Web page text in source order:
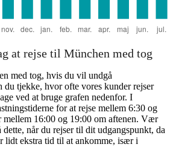
at rejse til München med tog
med tog, hvis du vil undgå
du tjekke, hvor ofte vores kunder rejser
ved at bruge grafen nedenfor. I
for at rejse mellem 6:30 og
mellem 16:00 og 19:00 om aftenen. Vær
når du rejser til dit udgangspunkt, da
lidt ekstra tid til at ankomme, især i